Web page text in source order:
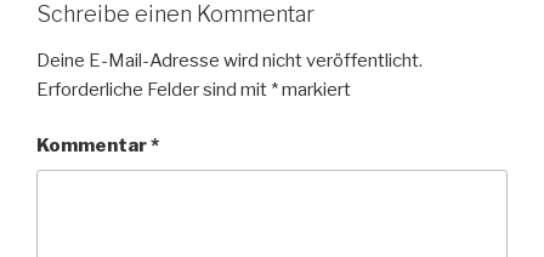
Schreibe einen Kommentar
Deine E-Mail-Adresse wird nicht veröffentlicht.
Erforderliche Felder sind mit *markiert
Kommentar*